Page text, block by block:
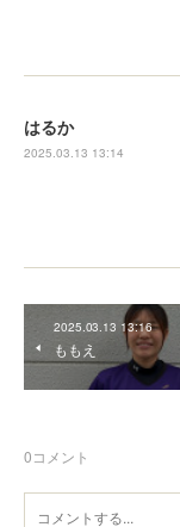
はるか
2025.03.13 13:14
2025.03.13 13:16
ももえ
0コメント